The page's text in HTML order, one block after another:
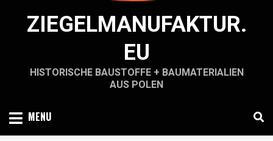
ZIEGELMANUFAKTUR.
EU
HISTORISCHE BAUSTOFFE + BAUMATERIALIEN
AUS POLEN
MENU